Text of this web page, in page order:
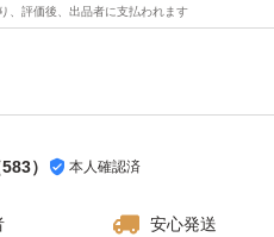
、評価後、出品者に支払われます
583） 本人確認済
安心発送